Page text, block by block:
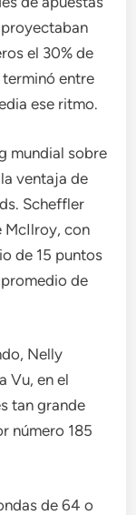
el 30% de
entre
ese ritmo.
mundial sobre
ventaja de
Scheffler
McIlroy, con
de 15 puntos
de
Nelly
Vu, en el
tan grande
número 185
de 64 o